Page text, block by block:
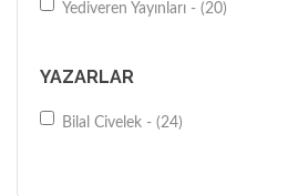
Yediveren Yayınları - (20)
YAZARLAR
Bilal Civelek - (24)